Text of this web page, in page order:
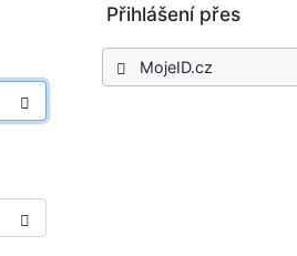
Přihlášení přes
MojeID.cz